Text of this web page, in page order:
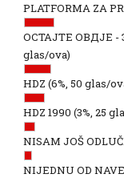
PLATFORMA ZA
ОСТАЈТЕ ОВДЈЕ
glas/ova)
HDZ (6%, 50 glas/
HDZ 1990 (3%, 25
NISAM JOŠ
NIJEDNU OD